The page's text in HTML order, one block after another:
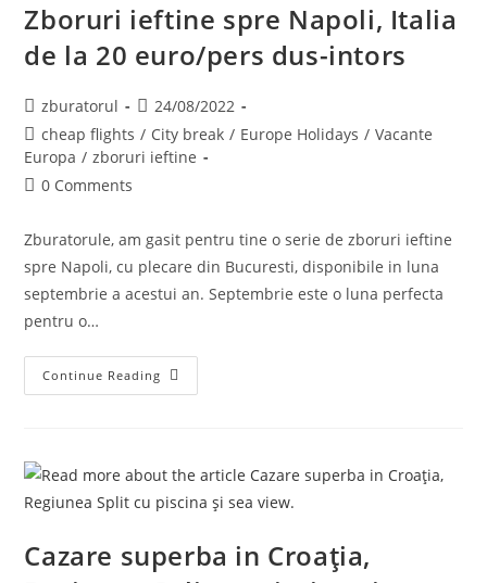
Zboruri ieftine spre Napoli, Italia
de la 20 euro/pers dus-intors
Post
author:
zburatorul
Post
published:
24/08/2022
Post
category:
cheap flights / City break / Europe Holidays / Vacante
Europa / zboruri ieftine
Post0 Comments
Zburatorule, am gasit pentru tine o serie de zboruri ieftine
spre Napoli, cu plecare din Bucuresti, disponibile in luna
septembrie a acestui an. Septembrie este o luna perfecta
pentru o…
Continue Reading Zboruri
Ieftine
La
20
Euro/pers
Dus-
Cazare superba in Croația,